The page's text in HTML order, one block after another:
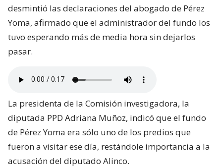
desmintió las declaraciones del abogado de Pérez
Yoma, afirmado que el administrador del fundo los
tuvo esperando más de media hora sin dejarlos
pasar.
La presidenta de la Comisión investigadora, la
diputada PPD Adriana Muñoz, indicó que el fundo
de Pérez Yoma era sólo uno de los predios que
fueron a visitar ese día, restándole importancia a la
acusación del diputado Alinco.